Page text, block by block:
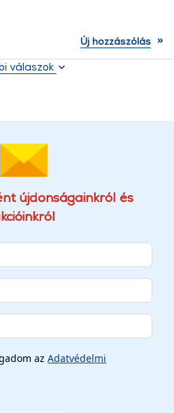
Új hozzászólás »
válaszok
újdonságainkról és
az Adatvédelmi